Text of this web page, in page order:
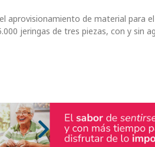
aprovisionamiento de material para
jeringas de tres piezas, con y sin